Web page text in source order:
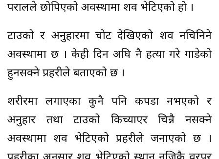
परालले छोपिएको अवस्थामा शव भेटिएको हो ।
टाउको र अनुहारमा चोट देखिएको शव नचिनिने
अवस्थामा छ । केही दिन अघि नै हत्या गरे गाडेको
हुनसक्ने प्रहरीले बताएको छ ।
शरीरमा लगाएका कुनै पनि कपडा नभएको र
अनुहार तथा टाउको किच्याएर चिन्नै नसक्ने
अवस्थामा शव भेटिएको प्रहरीले जनाएको छ ।